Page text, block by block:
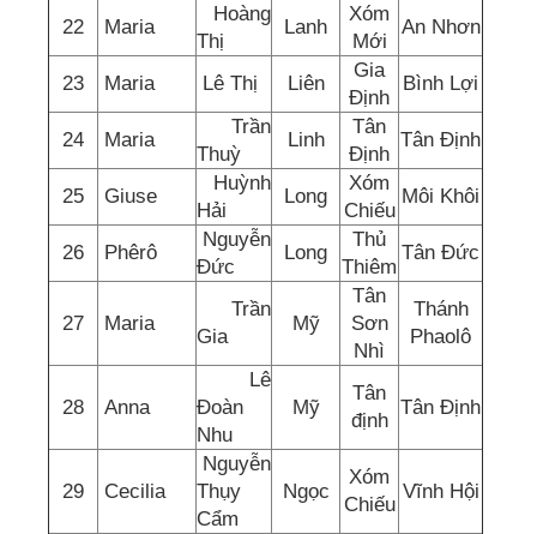
22 Maria
Hoàng
Thị
Lanh
Xóm
Mới
An Nhơn
23 Maria Lê Thị Liên
Gia
Định
Bình Lợi
24 Maria
Trần
Thuỳ
Linh
Tân
Định
Tân Định
25 Giuse
Huỳnh
Hải
Long
Xóm
Chiếu
Môi Khôi
26 Phêrô
Nguyễn
Đức
Long
Thủ
Thiêm
Tân Đức
27 Maria
Trần
Gia
Mỹ
Tân
Sơn
Nhì
Thánh
Phaolô
28 Anna
Lê
Đoàn
Nhu
Mỹ
Tân
định
Tân Định
29 Cecilia
Nguyễn
Thụy
Cẩm
Ngọc
Xóm
Chiếu
Vĩnh Hội